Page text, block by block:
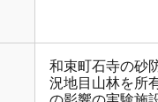
和束町石寺の砂
況地目山林を所